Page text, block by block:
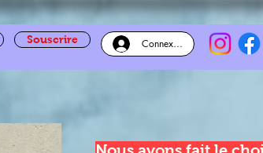
Souscrire Connexion